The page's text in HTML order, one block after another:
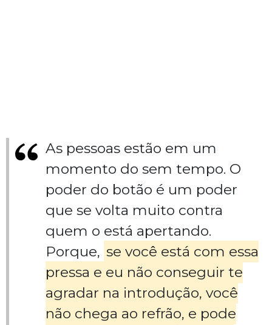
As pessoas estão em um
momento do sem tempo. O
poder do botão é um poder
que se volta muito contra
quem o está apertando.
Porque, se você está com essa
pressa e eu não conseguir te
agradar na introdução, você
não chega ao refrão, e pode